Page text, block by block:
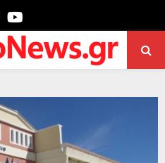
Facebook